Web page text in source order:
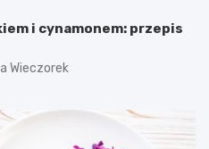
i cynamonem: przepis
Wieczorek